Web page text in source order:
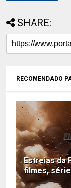
SHARE:
RECOMENDADO
Estreias da
filmes,